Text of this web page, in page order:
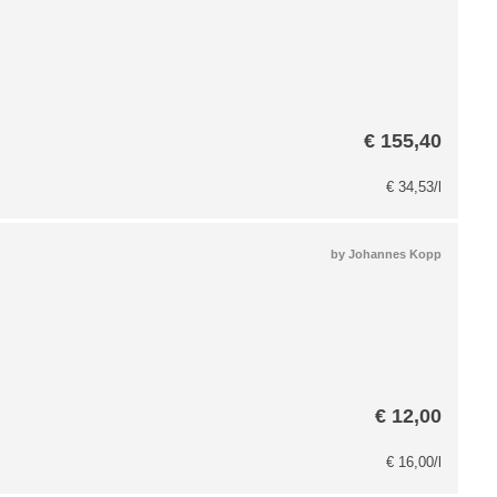
€ 155,40
€ 34,53/l
byJohannes Kopp
€ 12,00
€ 16,00/l